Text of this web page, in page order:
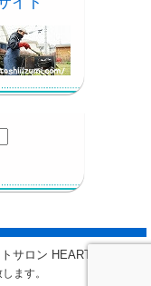
サロン HEART
ます。